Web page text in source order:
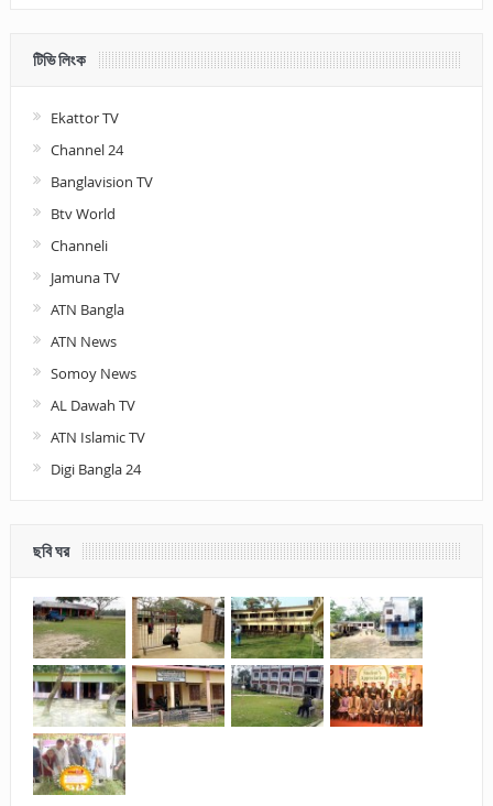
টিভি লিংক
Ekattor TV
Channel 24
Banglavision TV
Btv World
Channeli
Jamuna TV
ATN Bangla
ATN News
Somoy News
AL Dawah TV
ATN Islamic TV
Digi Bangla 24
ছবি ঘর